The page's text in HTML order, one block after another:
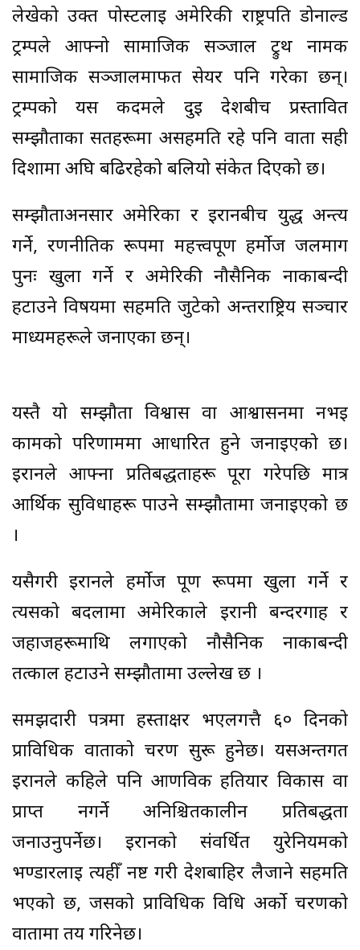
लेखेको उक्त पोस्टलाई अमेरिकी राष्ट्रपति डोनाल्ड
ट्रम्पले आफ्नो सामाजिक सञ्जाल ट्रुथ नामक
सामाजिक सञ्जालमार्फत सेयर पनि गरेका छन्।
ट्रम्पको यस कदमले दुई देशबीच प्रस्तावित
सम्झौताका सर्तहरूमा असहमति रहे पनि वार्ता सही
दिशामा अघि बढिरहेको बलियो संकेत दिएको छ।
सम्झौताअनसार अमेरिका र इरानबीच युद्ध अन्त्य
गर्ने, रणनीतिक रूपमा महत्त्वपूर्ण हर्मोज जलमार्ग
पुनः खुला गर्ने र अमेरिकी नौसैनिक नाकाबन्दी
हटाउने विषयमा सहमति जुटेको अन्तर्राष्ट्रिय सञ्चार
माध्यमहरूले जनाएका छन्।
यस्तै यो सम्झौता विश्वास वा आश्वासनमा नभई
कामको परिणाममा आधारित हुने जनाइएको छ।
इरानले आफ्ना प्रतिबद्धताहरू पूरा गरेपछि मात्र
आर्थिक सुविधाहरू पाउने सम्झौतामा जनाइएको छ
।
यसैगरी इरानले हर्मोज पूर्ण रूपमा खुला गर्ने र
त्यसको बदलामा अमेरिकाले इरानी बन्दरगाह र
जहाजहरूमाथि लगाएको नौसैनिक नाकाबन्दी
तत्काल हटाउने सम्झौतामा उल्लेख छ ।
समझदारी पत्रमा हस्ताक्षर भएलगत्तै ६० दिनको
प्राविधिक वार्ताको चरण सुरू हुनेछ। यसअन्तर्गत
इरानले कहिले पनि आणविक हतियार विकास वा
प्राप्त नगर्ने अनिश्चितकालीन प्रतिबद्धता
जनाउनुपर्नेछ। इरानको संवर्धित युरेनियमको
भण्डारलाई त्यहीँ नष्ट गरी देशबाहिर लैजाने सहमति
भएको छ, जसको प्राविधिक विधि अर्को चरणको
वार्तामा तय गरिनेछ।